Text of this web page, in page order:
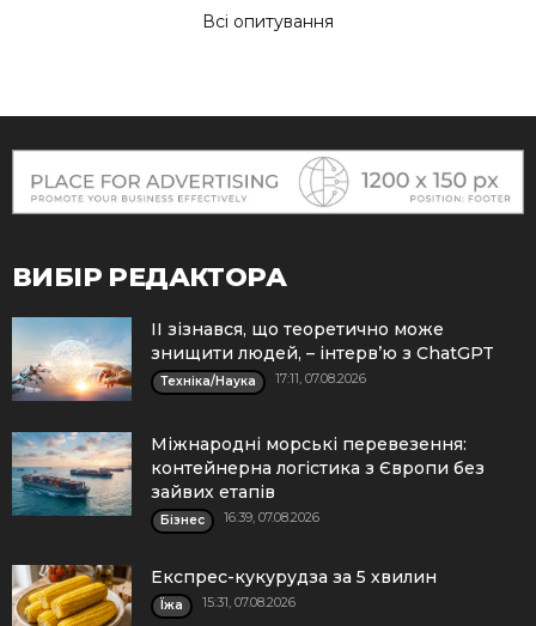
Всі опитування
ВИБІР РЕДАКТОРА
ІІ зізнався, що теоретично може
знищити людей, – інтерв’ю з ChatGPT
Техніка/Наука 17:11, 07.08.2026
Міжнародні морські перевезення:
контейнерна логістика з Європи без
зайвих етапів
Бізнес 16:39, 07.08.2026
Експрес-кукурудза за 5 хвилин
Їжа 15:31, 07.08.2026